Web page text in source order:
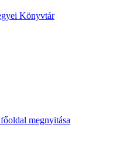
Könyvtár